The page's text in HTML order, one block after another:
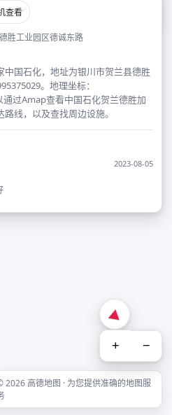
查看
胜工业园区德诚东路
中国石化，地址为银川市贺兰县德胜
。地理坐标：
通过Amap查看中国石化贺兰德胜加
线，以及查找周边设施。
2023-08-05
+ −
2026 高德地图 · 为您提供准确的地图服